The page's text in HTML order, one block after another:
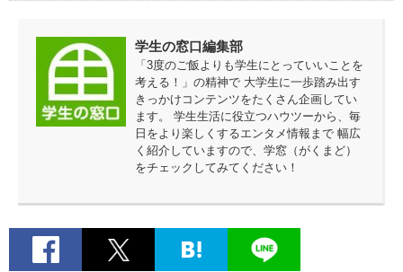
学生の窓口編集部
「3度のご飯よりも学生にとっていいことを
考える！」の精神で 大学生に一歩踏み出す
きっかけコンテンツをたくさん企画してい
ます。 学生生活に役立つハウツーから、毎
日をより楽しくするエンタメ情報まで 幅広
く紹介していますので、学窓（がくまど）
をチェックしてみてください！